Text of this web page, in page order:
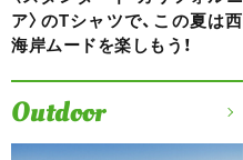
ア〉のTシャツで、この夏は西
海岸ムードを楽しもう！
Outdoor